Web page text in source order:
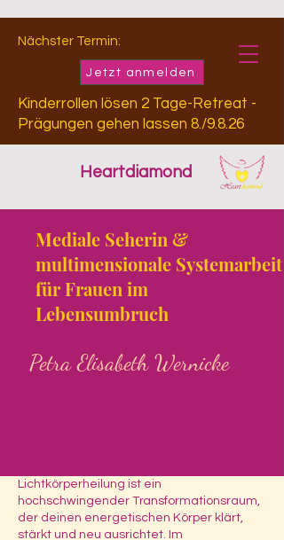
Nächster Termin:
Jetzt anmelden
Kinderrollen lösen 2 Tage-Retreat -
Prägungen gehen lassen 8./9.8.26
Heartdiamond
Mediale Seherin &
multimensionale Systemarbeit
für Frauen im
Lebensumbruch
Petra Elisabeth Wernicke
Heartdiamond
Lichtkörperheilung ist ein
hochschwingender Transformationsraum,
der deinen energetischen Körper klärt,
stärkt und neu ausrichtet. Im